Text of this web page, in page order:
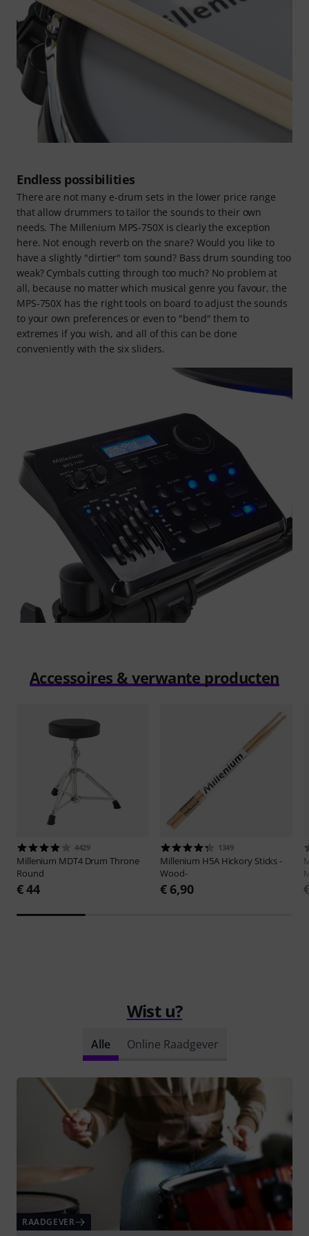
Endless possibilities
There are not many e-drum sets in the lower price range
that allow drummers to tailor the sounds to their own
needs. The Millenium MPS-750X is clearly the exception
here. Not enough reverb on the snare? Would you like to
have a slightly "dirtier" tom sound? Bass drum sounding too
weak? Cymbals cutting through too much? No problem at
all, because no matter which musical genre you favour, the
MPS-750X has the right tools on board to adjust the sounds
to your own preferences or even to "bend" them to
extremes if you wish, and all of this can be done
conveniently with the six sliders.
Accessoires & verwante producten
4429
Millenium MDT4 Drum Throne
Round
€ 44
1349
Millenium H5A Hickory Sticks -
Wood-
€ 6,90
Wist u?
Alle Online Raadgever
RAADGEVER